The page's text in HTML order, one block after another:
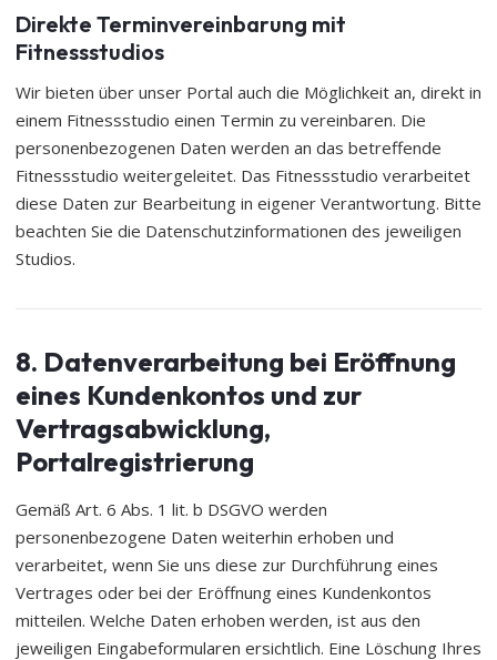
Direkte Terminvereinbarung mit
Fitnessstudios
Wir bieten über unser Portal auch die Möglichkeit an, direkt in
einem Fitnessstudio einen Termin zu vereinbaren. Die
personenbezogenen Daten werden an das betreffende
Fitnessstudio weitergeleitet. Das Fitnessstudio verarbeitet
diese Daten zur Bearbeitung in eigener Verantwortung. Bitte
beachten Sie die Datenschutzinformationen des jeweiligen
Studios.
8. Datenverarbeitung bei Eröffnung
eines Kundenkontos und zur
Vertragsabwicklung,
Portalregistrierung
Gemäß Art. 6 Abs. 1 lit. b DSGVO werden
personenbezogene Daten weiterhin erhoben und
verarbeitet, wenn Sie uns diese zur Durchführung eines
Vertrages oder bei der Eröffnung eines Kundenkontos
mitteilen. Welche Daten erhoben werden, ist aus den
jeweiligen Eingabeformularen ersichtlich. Eine Löschung Ihres